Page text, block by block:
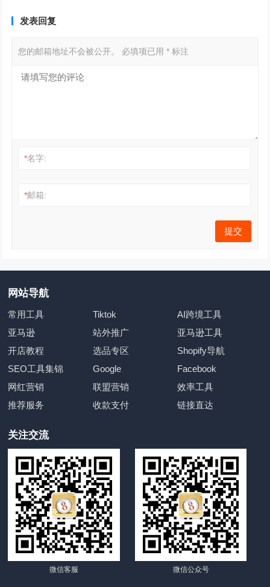
发表回复
您的邮箱地址不会被公开。 必填项已用* 标注
*名字:
*邮箱:
网站导航
常用工具 Tiktok
AI跨境工具
亚马逊
站外推广
亚马逊工具
开店教程
选品专区
Shopify导航
SEO工具集锦
Google
Facebook
网红营销
联盟营销
效率工具
推荐服务
收款支付 链接直达
关注交流
微信客服 微信公众号